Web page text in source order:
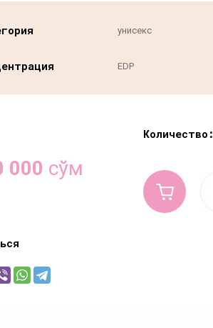
000 сўм
Количество:
унисекс
EDP